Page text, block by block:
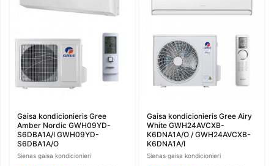
Gaisa kondicionieris Gree
Amber Nordic GWH09YD-
S6DBA1A/I GWH09YD-
S6DBA1A/O
Sienas gaisa kondicionieri
Gaisa kondicionieris Gree Airy
White GWH24AVCXB-
K6DNA1A/O / GWH24AVCXB-
K6DNA1A/I
Sienas gaisa kondicionieri